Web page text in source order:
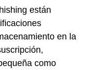
están
en la
como